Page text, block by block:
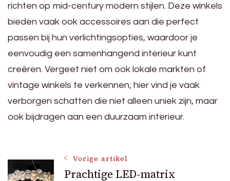
richten op mid-century modern stijlen. Deze winkels
bieden vaak ook accessoires aan die perfect
passen bij hun verlichtingsopties, waardoor je
eenvoudig een samenhangend interieur kunt
creëren. Vergeet niet om ook lokale markten of
vintage winkels te verkennen; hier vind je vaak
verborgen schatten die niet alleen uniek zijn, maar
ook bijdragen aan een duurzaam interieur.
BerichtVorige artikel
Prachtige LED-matrix